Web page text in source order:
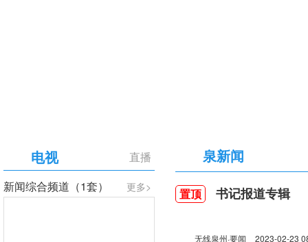
直播
电视
更多>
新闻综合频道（1套）
泉新闻
置顶 书记报道专辑
无线泉州·要闻 2023-02-23